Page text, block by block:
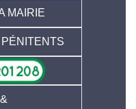
MAIRIE